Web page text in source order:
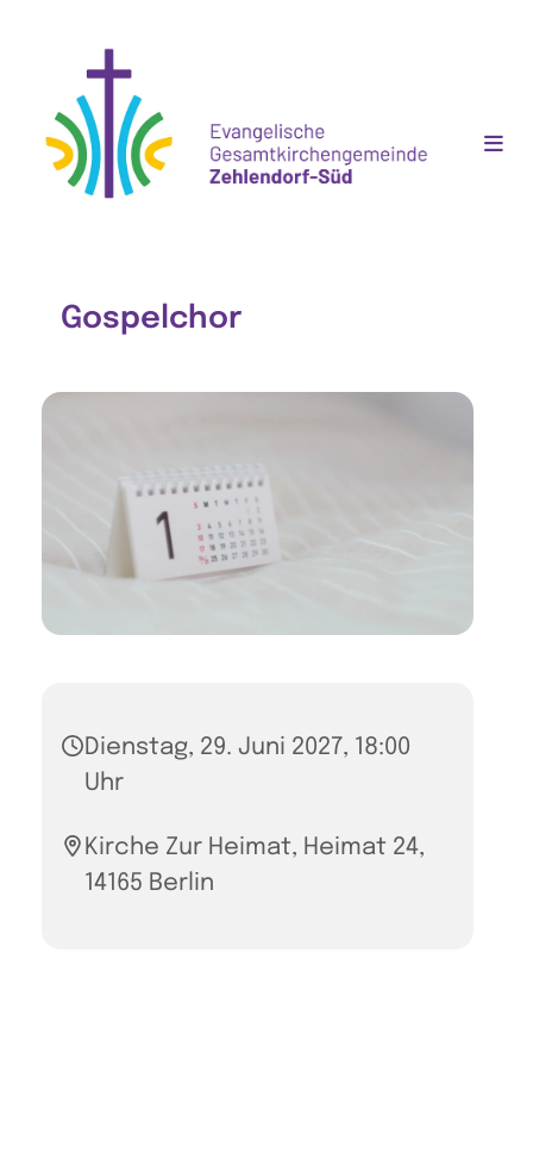
Gospelchor
Dienstag, 29. Juni 2027, 18:00
Uhr
Kirche Zur Heimat, Heimat 24,
14165 Berlin